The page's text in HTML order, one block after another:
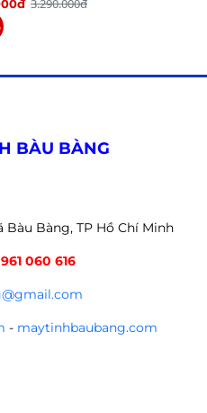
3.290.000đ
4.990.000đ
27 inch FullHD 100hz
2.490.000đ
Gaming EDRA
27 inch FullHD 120Hz
BÀU BÀNG
Bàu Bàng, TP Hồ Chí Minh
060 616
- maytinhbaubang.com